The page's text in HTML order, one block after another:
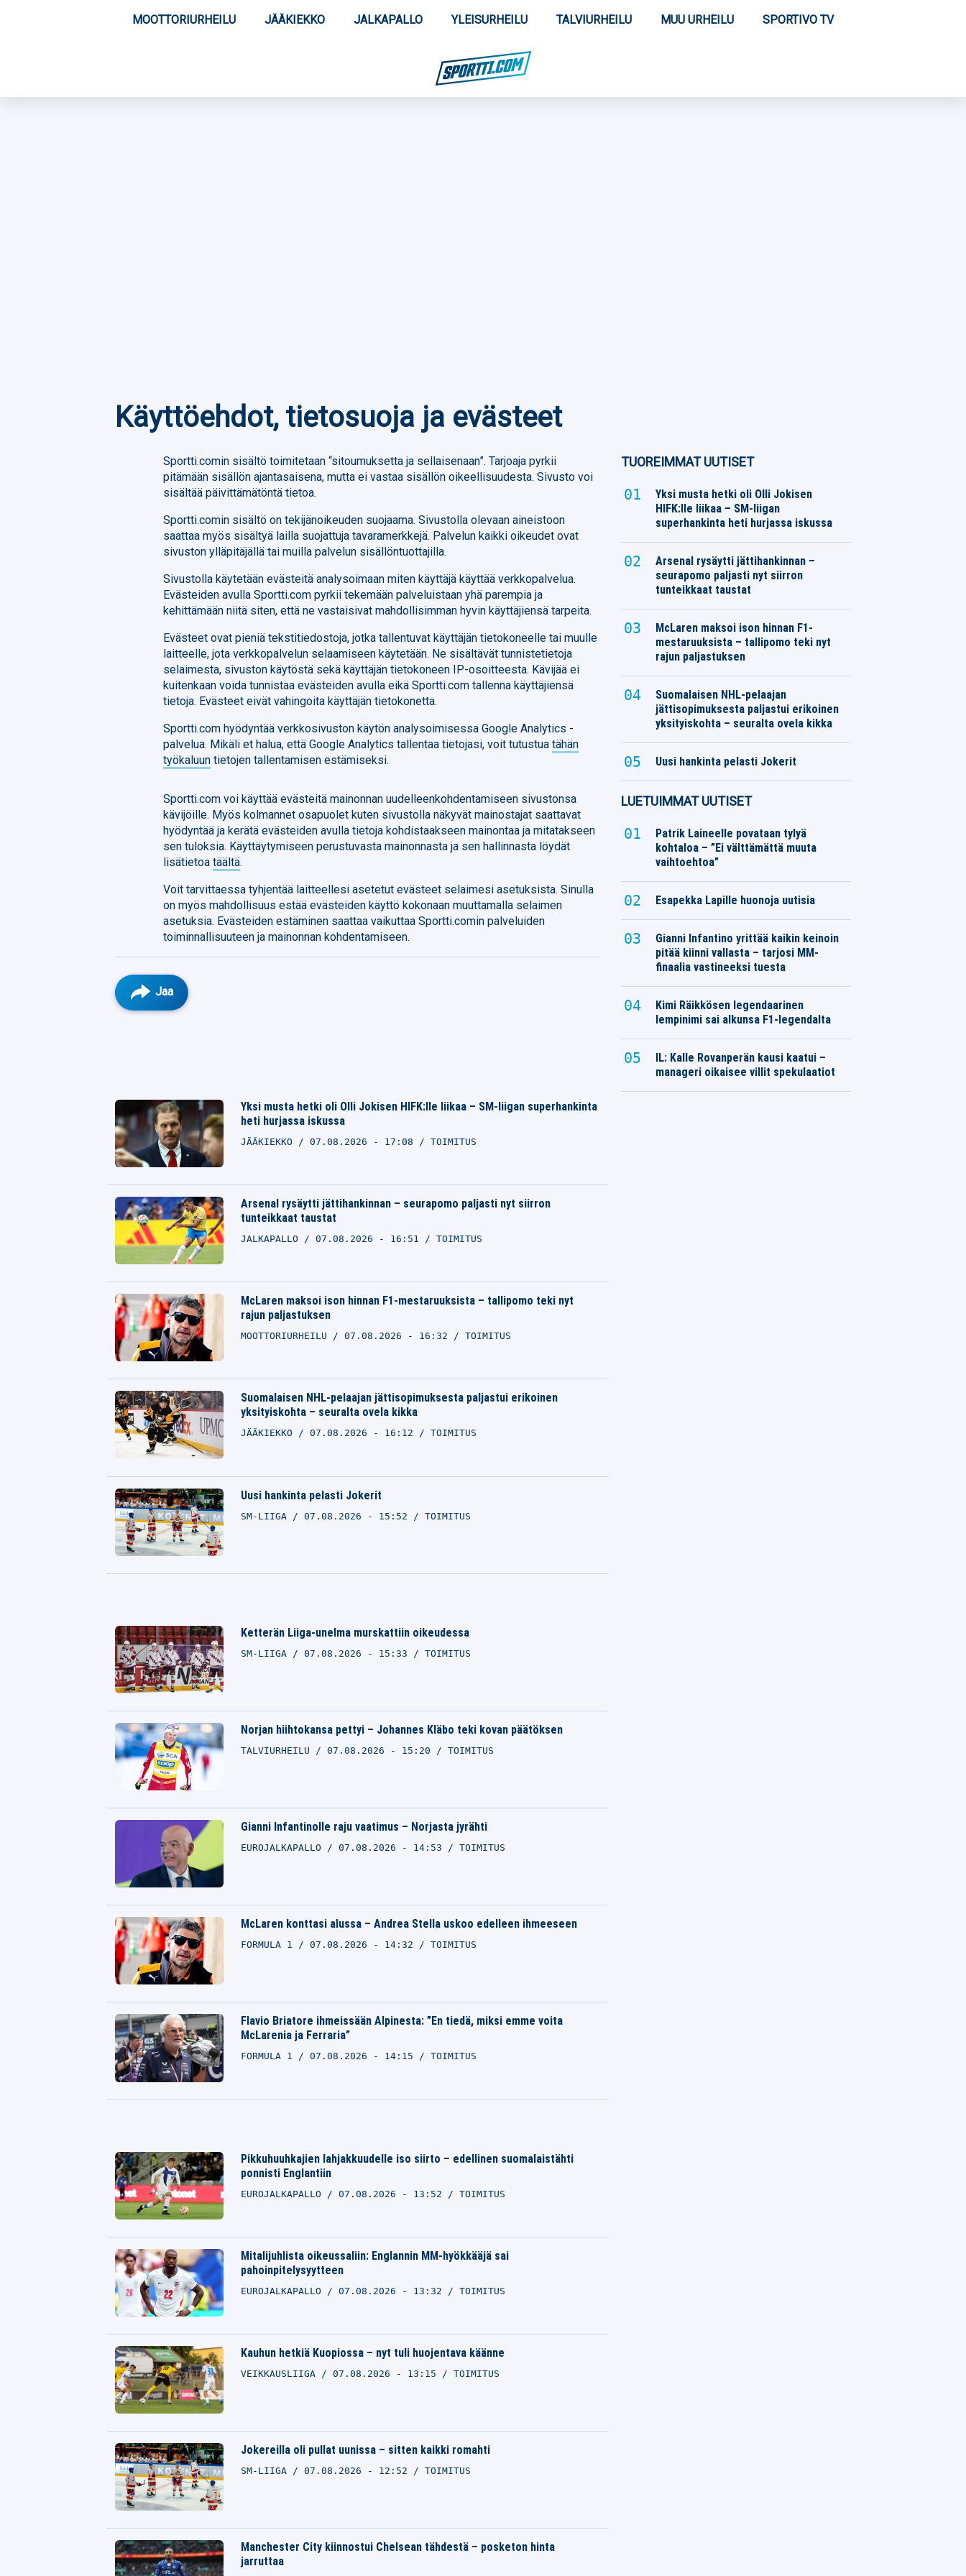
MOOTTORIURHEILU JÄÄKIEKKO JALKAPALLO YLEISURHEILU TALVIURHEILU MUU URHEILU SPORTIVO TV
Käyttöehdot, tietosuoja ja evästeet
Sportti.comin sisältö toimitetaan “sitoumuksetta ja sellaisenaan”. Tarjoaja pyrkii
pitämään sisällön ajantasaisena, mutta ei vastaa sisällön oikeellisuudesta. Sivusto voi
sisältää päivittämätöntä tietoa.
Sportti.comin sisältö on tekijänoikeuden suojaama. Sivustolla olevaan aineistoon
saattaa myös sisältyä lailla suojattuja tavaramerkkejä. Palvelun kaikki oikeudet ovat
sivuston ylläpitäjällä tai muilla palvelun sisällöntuottajilla.
Sivustolla käytetään evästeitä analysoimaan miten käyttäjä käyttää verkkopalvelua.
Evästeiden avulla Sportti.com pyrkii tekemään palveluistaan yhä parempia ja
kehittämään niitä siten, että ne vastaisivat mahdollisimman hyvin käyttäjiensä tarpeita.
Evästeet ovat pieniä tekstitiedostoja, jotka tallentuvat käyttäjän tietokoneelle tai muulle
laitteelle, jota verkkopalvelun selaamiseen käytetään. Ne sisältävät tunnistetietoja
selaimesta, sivuston käytöstä sekä käyttäjän tietokoneen IP-osoitteesta. Kävijää ei
kuitenkaan voida tunnistaa evästeiden avulla eikä Sportti.com tallenna käyttäjiensä
tietoja. Evästeet eivät vahingoita käyttäjän tietokonetta.
Sportti.com hyödyntää verkkosivuston käytön analysoimisessa Google Analytics -
palvelua. Mikäli et halua, että Google Analytics tallentaa tietojasi, voit tutustuatähän
työkaluun tietojen tallentamisen estämiseksi.
Sportti.com voi käyttää evästeitä mainonnan uudelleenkohdentamiseen sivustonsa
kävijöille. Myös kolmannet osapuolet kuten sivustolla näkyvät mainostajat saattavat
hyödyntää ja kerätä evästeiden avulla tietoja kohdistaakseen mainontaa ja mitatakseen
sen tuloksia. Käyttäytymiseen perustuvasta mainonnasta ja sen hallinnasta löydät
lisätietoatäältä.
Voit tarvittaessa tyhjentää laitteellesi asetetut evästeet selaimesi asetuksista. Sinulla
on myös mahdollisuus estää evästeiden käyttö kokonaan muuttamalla selaimen
asetuksia. Evästeiden estäminen saattaa vaikuttaa Sportti.comin palveluiden
toiminnallisuuteen ja mainonnan kohdentamiseen.
Jaa
Whatsapp
Yksi musta hetki oli Olli Jokisen HIFK:lle liikaa – SM-liigan superhankinta
heti hurjassa iskussa
JÄÄKIEKKO 07.08.2026 - 17:08 TOIMITUS
Arsenal rysäytti jättihankinnan – seurapomo paljasti nyt siirron
tunteikkaat taustat
JALKAPALLO 07.08.2026 - 16:51 TOIMITUS
McLaren maksoi ison hinnan F1-mestaruuksista – tallipomo teki nyt
rajun paljastuksen
MOOTTORIURHEILU 07.08.2026 - 16:32 TOIMITUS
Suomalaisen NHL-pelaajan jättisopimuksesta paljastui erikoinen
yksityiskohta – seuralta ovela kikka
JÄÄKIEKKO 07.08.2026 - 16:12 TOIMITUS
Uusi hankinta pelasti Jokerit
SM-LIIGA 07.08.2026 - 15:52 TOIMITUS
Ketterän Liiga-unelma murskattiin oikeudessa
SM-LIIGA 07.08.2026 - 15:33 TOIMITUS
Norjan hiihtokansa pettyi – Johannes Kläbo teki kovan päätöksen
TALVIURHEILU 07.08.2026 - 15:20 TOIMITUS
Gianni Infantinolle raju vaatimus – Norjasta jyrähti
EUROJALKAPALLO 07.08.2026 - 14:53 TOIMITUS
McLaren konttasi alussa – Andrea Stella uskoo edelleen ihmeeseen
FORMULA 1 07.08.2026 - 14:32 TOIMITUS
Flavio Briatore ihmeissään Alpinesta: ”En tiedä, miksi emme voita
McLarenia ja Ferraria”
FORMULA 1 07.08.2026 - 14:15 TOIMITUS
Pikkuhuuhkajien lahjakkuudelle iso siirto – edellinen suomalaistähti
ponnisti Englantiin
EUROJALKAPALLO 07.08.2026 - 13:52 TOIMITUS
Mitalijuhlista oikeussaliin: Englannin MM-hyökkääjä sai
pahoinpitelysyytteen
EUROJALKAPALLO 07.08.2026 - 13:32 TOIMITUS
Kauhun hetkiä Kuopiossa – nyt tuli huojentava käänne
VEIKKAUSLIIGA 07.08.2026 - 13:15 TOIMITUS
Jokereilla oli pullat uunissa – sitten kaikki romahti
SM-LIIGA 07.08.2026 - 12:52 TOIMITUS
Manchester City kiinnostui Chelsean tähdestä – posketon hinta
jarruttaa
TUOREIMMAT UUTISET
Yksi musta hetki oli Olli Jokisen
HIFK:lle liikaa – SM-liigan
superhankinta heti hurjassa iskussa
Arsenal rysäytti jättihankinnan –
seurapomo paljasti nyt siirron
tunteikkaat taustat
McLaren maksoi ison hinnan F1-
mestaruuksista – tallipomo teki nyt
rajun paljastuksen
Suomalaisen NHL-pelaajan
jättisopimuksesta paljastui erikoinen
yksityiskohta – seuralta ovela kikka
Uusi hankinta pelasti Jokerit
LUETUIMMAT UUTISET
Patrik Laineelle povataan tylyä
kohtaloa – ”Ei välttämättä muuta
vaihtoehtoa”
Esapekka Lapille huonoja uutisia
Gianni Infantino yrittää kaikin keinoin
pitää kiinni vallasta – tarjosi MM-
finaalia vastineeksi tuesta
Kimi Räikkösen legendaarinen
lempinimi sai alkunsa F1-legendalta
IL: Kalle Rovanperän kausi kaatui –
manageri oikaisee villit spekulaatiot